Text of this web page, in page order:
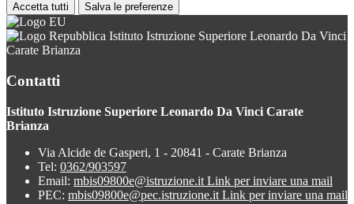
Accetta tutti Salva le preferenze
Istituto Istruzione Superiore Leonardo Da Vinci
Carate Brianza
Contatti
Istituto Istruzione Superiore Leonardo Da Vinci Carate
Brianza
Via Alcide de Gasperi, 1 - 20841 - Carate Brianza
Tel: 0362/903597
Email: mbis09800e@istruzione.it Link per inviare una mail
PEC: mbis09800e@pec.istruzione.it Link per inviare una mail